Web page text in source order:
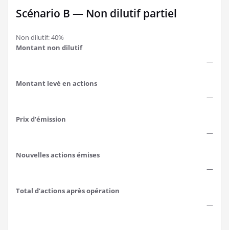
Scénario B — Non dilutif partiel
Non dilutif: 40%
Montant non dilutif
—
Montant levé en actions
—
Prix d’émission
—
Nouvelles actions émises
—
Total d’actions après opération
—